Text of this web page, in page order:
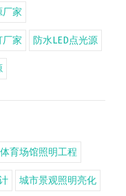
厂家
厂家 防水LED点光源
体育场馆照明工程
城市景观照明亮化